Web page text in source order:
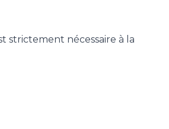
strictement nécessaire à la